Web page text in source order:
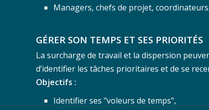
Managers, chefs de projet,
GÉRER SON TEMPS ET SES PRIORITÉS
La surcharge de travail et la dispersion
d’identifier les tâches prioritaires et de se
Objectifs :
Identifier ses "voleurs de temps",